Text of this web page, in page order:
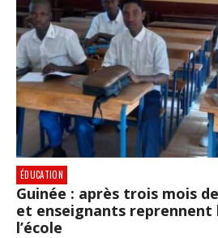
ÉDUCATION
Guinée : après trois mois
et enseignants reprennent
l’école